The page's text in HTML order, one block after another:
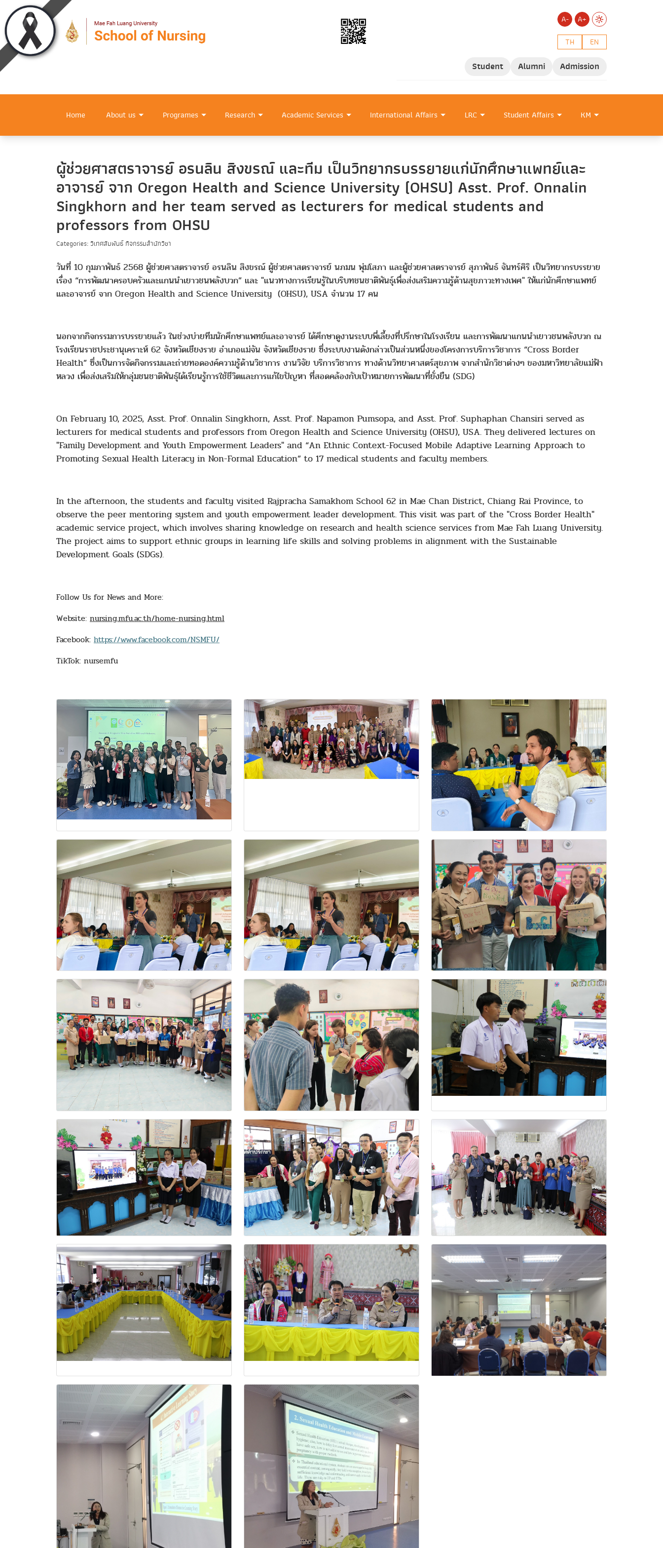
A-
A+
TH
EN
Student Alumni Admission
Home About us Programes Research Academic Services International Affairs LRC Student Affairs KM
ผู้ช่วยศาสตราจารย์ อรนลิน สิงขรณ์ และทีม เป็นวิทยากรบรรยายแก่นักศึกษาแพทย์และ
อาจารย์ จาก Oregon Health and Science University (OHSU) Asst. Prof. Onnalin
Singkhorn and her team served as lecturers for medical students and
professors from OHSU
Categories: วิเทศสัมพันธ์ กิจกรรมสำนักวิชา
วันที่ 10 กุมภาพันธ์ 2568 ผู้ช่วยศาสตราจารย์ อรนลิน สิงขรณ์ ผู้ช่วยศาสตราจารย์ นภมน พุ่มโสภา และผู้ช่วยศาสตราจารย์ สุภาพันธ์ จันทร์ศิริ เป็นวิทยากรบรรยาย
เรื่อง “การพัฒนาครอบครัวและแกนนำเยาวชนพลังบวก” และ "แนวทางการเรียนรู้ในบริบทชนชาติพันธุ์เพื่อส่งเสริมความรู้ด้านสุขภาวะทางเพศ" ให้แก่นักศึกษาแพทย์
และอาจารย์ จาก Oregon Health and Science University (OHSU), USA จำนวน 17 คน
นอกจากกิจกรรมการบรรยายแล้ว ในช่วงบ่ายทีมนักศึกษาแพทย์และอาจารย์ ได้ศึกษาดูงานระบบพี่เลี้ยงที่ปรึกษาในโรงเรียน และการพัฒนาแกนนำเยาวชนพลังบวก ณ
โรงเรียนราชประชานุเคราะห์ 62 จังหวัดเชียงราย อำเภอแม่จัน จังหวัดเชียงราย ซึ่งระบบงานดังกล่าวเป็นส่วนหนึ่งของโครงการบริการวิชาการ “Cross Border
Health” ซึ่งเป็นการจัดกิจกรรมและถ่ายทอดองค์ความรู้ด้านวิชาการ งานวิจัย บริการวิชาการ ทางด้านวิทยาศาสตร์สุขภาพ จากสำนักวิชาต่างๆ ของมหาวิทยาลัยแม่ฟ้า
หลวง เพื่อส่งเสริมให้กลุ่มชนชาติพันธุ์ได้เรียนรู้การใช้ชีวิตและการแก้ไขปัญหา ที่สอดคล้องกับเป้าหมายการพัฒนาที่ยั่งยืน (SDG)
On February 10, 2025, Asst. Prof. Onnalin Singkhorn, Asst. Prof. Napamon Pumsopa, and Asst. Prof. Suphaphan Chansiri served as
lecturers for medical students and professors from Oregon Health and Science University (OHSU), USA. They delivered lectures on
"Family Development and Youth Empowerment Leaders" and “An Ethnic Context-Focused Mobile Adaptive Learning Approach to
Promoting Sexual Health Literacy in Non-Formal Education” to 17 medical students and faculty members.
In the afternoon, the students and faculty visited Rajpracha Samakhom School 62 in Mae Chan District, Chiang Rai Province, to
observe the peer mentoring system and youth empowerment leader development. This visit was part of the "Cross Border Health"
academic service project, which involves sharing knowledge on research and health science services from Mae Fah Luang University.
The project aims to support ethnic groups in learning life skills and solving problems in alignment with the Sustainable
Development Goals (SDGs).
Follow Us for News and More:
Website: nursing.mfu.ac.th/home-nursing.html
Facebook: https://www.facebook.com/NSMFU/
TikTok: nursemfu